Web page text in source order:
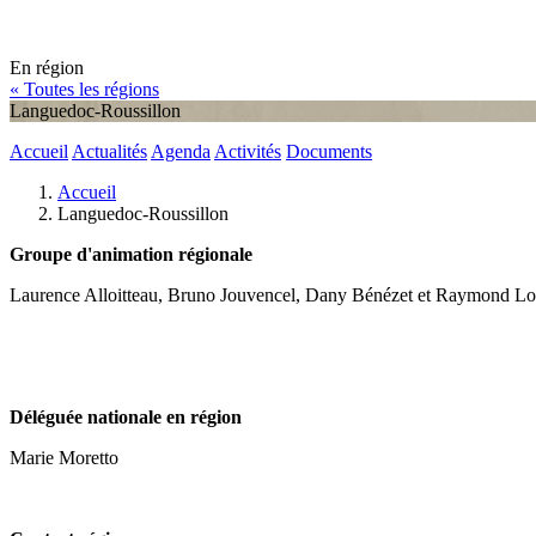
En région
« Toutes les régions
Languedoc-Roussillon
Accueil Actualités Agenda Activités Documents
Accueil
Languedoc-Roussillon
Groupe d'animation régionale
Laurence Alloitteau, Bruno Jouvencel, Dany Bénézet et Raymond
Déléguée nationale en région
Marie Moretto